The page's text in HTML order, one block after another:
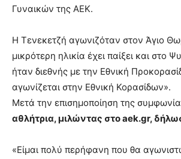
Γυναικών της ΑΕΚ.
Η Τενεκετζή αγωνιζόταν στον Άγιο
μικρότερη ηλικία έχει παίξει και στο
ήταν διεθνής με την Εθνική
αγωνίζεται στην Εθνική Κορασίδων».
Μετά την επισημοποίηση της
αθλήτρια, μιλώντας στο aek.gr,
«Είμαι πολύ περήφανη που θα